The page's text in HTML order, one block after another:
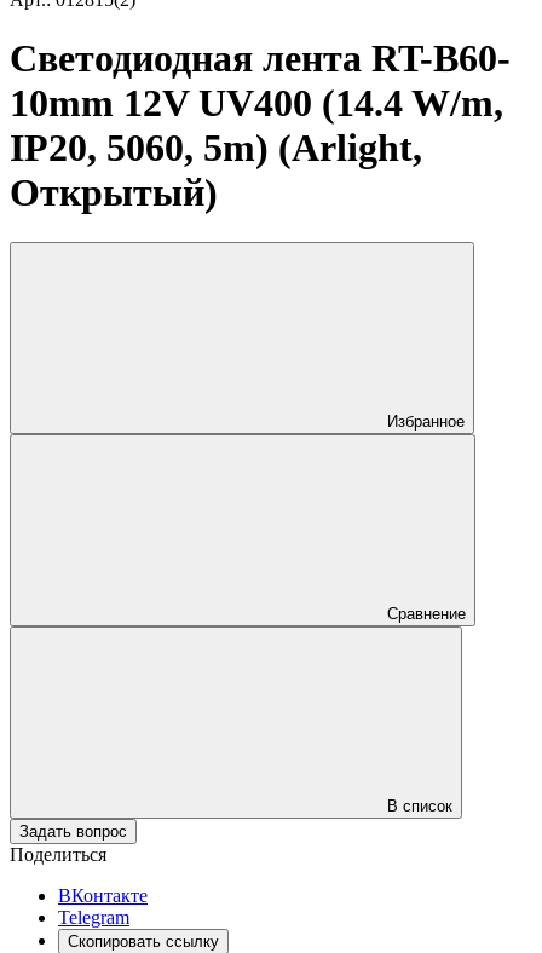
Светодиодная лента RT-B60-
10mm 12V UV400 (14.4 W/m,
IP20, 5060, 5m) (Arlight,
Открытый)
Избранное
Сравнение
В список
Задать вопрос
Поделиться
ВКонтакте
Telegram
Скопировать ссылку